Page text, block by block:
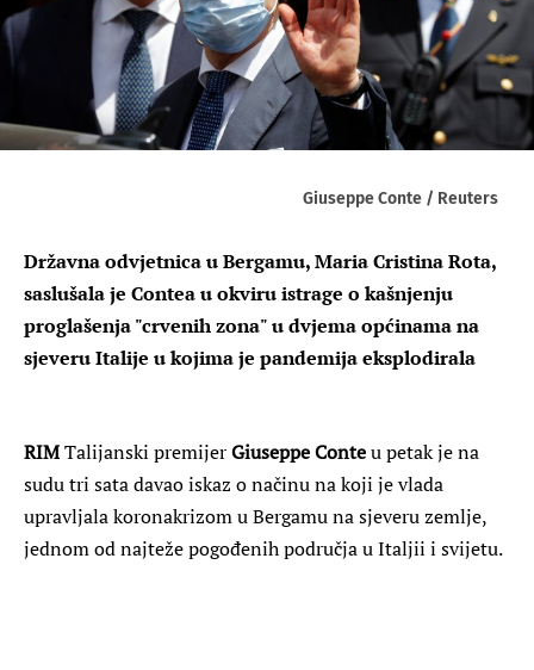
Giuseppe Conte / Reuters
Državna odvjetnica u Bergamu, Maria Cristina Rota,
saslušala je Contea u okviru istrage o kašnjenju
proglašenja "crvenih zona" u dvjema općinama na
sjeveru Italije u kojima je pandemija eksplodirala
RIMTalijanski premijerGiuseppe Conteu petak je na
sudu tri sata davao iskaz o načinu na koji je vlada
upravljala koronakrizom u Bergamu na sjeveru zemlje,
jednom od najteže pogođenih područja u Italjii i svijetu.